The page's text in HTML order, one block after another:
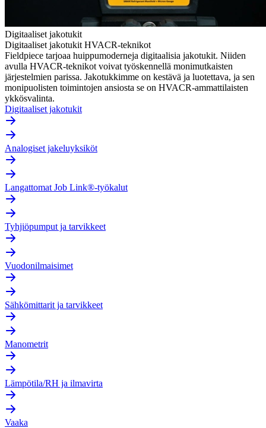
Digitaaliset jakotukit
Digitaaliset jakotukit HVACR-teknikot
Fieldpiece tarjoaa huippumoderneja digitaalisia jakotukit. Niiden
avulla HVACR-teknikot voivat työskennellä monimutkaisten
järjestelmien parissa. Jakotukkimme on kestävä ja luotettava, ja sen
monipuolisten toimintojen ansiosta se on HVACR-ammattilaisten
ykkösvalinta.
Digitaaliset jakotukit
Analogiset jakeluyksiköt
Langattomat Job Link®-työkalut
Tyhjiöpumput ja tarvikkeet
Vuodonilmaisimet
Sähkömittarit ja tarvikkeet
Manometrit
Lämpötila/RH ja ilmavirta
Vaaka